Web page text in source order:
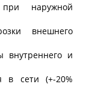
при наружной
внешнего
внутреннего и
в сети (+-20%